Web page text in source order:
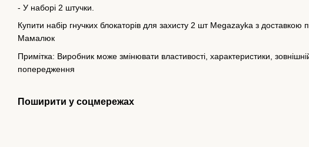
- У наборі 2 штучки.
Купити набір гнучких блокаторів для захисту 2 шт Megazayka з доставкою
Мамалюк
Примітка: Виробник може змінювати властивості, характеристики,
попередження
Поширити у соцмережах